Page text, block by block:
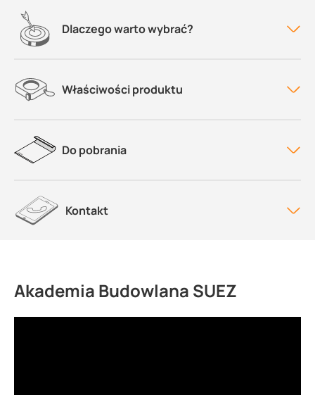
Dlaczego warto wybrać?
Właściwości produktu
Do pobrania
Kontakt
Akademia Budowlana SUEZ